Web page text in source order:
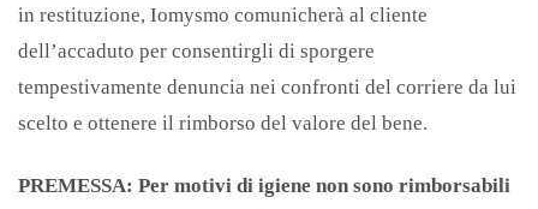
in restituzione, Iomysmo comunicherà al cliente
dell’accaduto per consentirgli di sporgere
tempestivamente denuncia nei confronti del corriere da lui
scelto e ottenere il rimborso del valore del bene.
PREMESSA: Per motivi di igiene non sono rimborsabili